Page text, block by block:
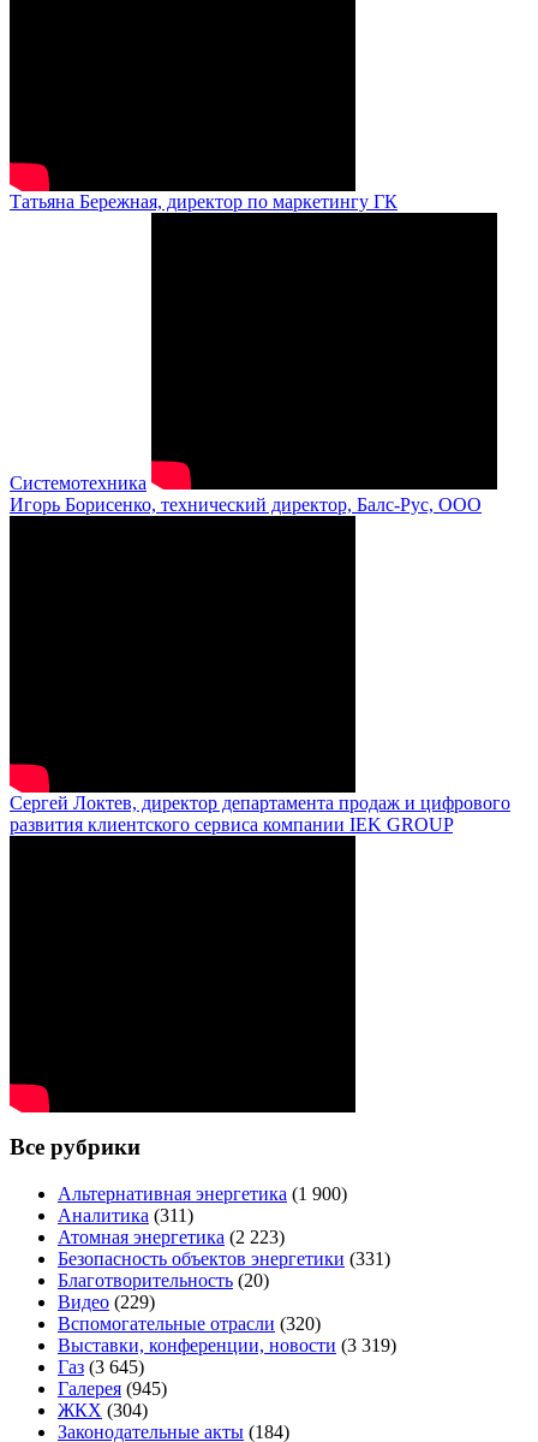
Татьяна Бережная, директор по маркетингу ГК
Системотехника
Игорь Борисенко, технический директор, Балс-Рус, ООО
Сергей Локтев, директор департамента продаж и цифрового
развития клиентского сервиса компании IEK GROUP
Все рубрики
Альтернативная энергетика (1 900)
Аналитика (311)
Атомная энергетика (2 223)
Безопасность объектов энергетики (331)
Благотворительность (20)
Видео (229)
Вспомогательные отрасли (320)
Выставки, конференции, новости (3 319)
Газ (3 645)
Галерея (945)
ЖКХ (304)
Законодательные акты (184)